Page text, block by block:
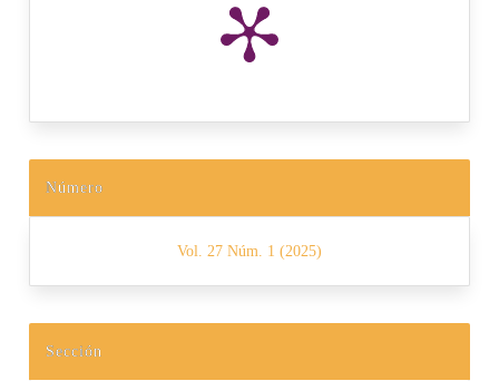
Número
Vol. 27 Núm. 1 (2025)
Sección